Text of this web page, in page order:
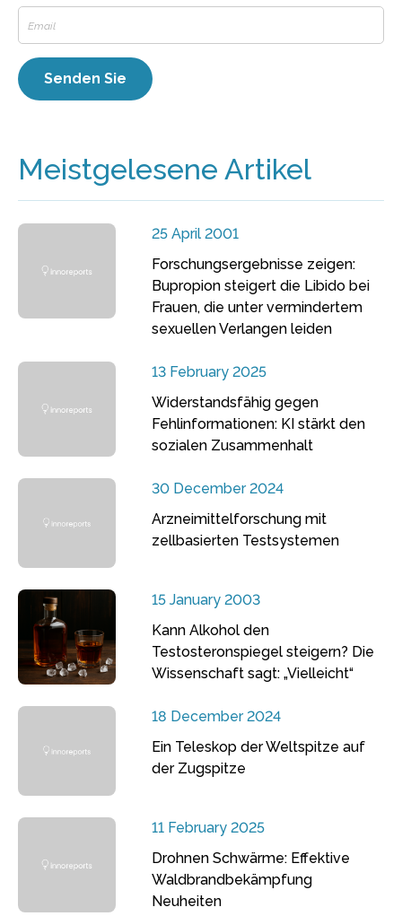
Meistgelesene Artikel
25 April 2001
Forschungsergebnisse zeigen:
Bupropion steigert die Libido bei
Frauen, die unter vermindertem
sexuellen Verlangen leiden
13 February 2025
Widerstandsfähig gegen
Fehlinformationen: KI stärkt den
sozialen Zusammenhalt
30 December 2024
Arzneimittelforschung mit
zellbasierten Testsystemen
15 January 2003
Kann Alkohol den
Testosteronspiegel steigern? Die
Wissenschaft sagt: „Vielleicht“
18 December 2024
Ein Teleskop der Weltspitze auf
der Zugspitze
11 February 2025
Drohnen Schwärme: Effektive
Waldbrandbekämpfung
Neuheiten